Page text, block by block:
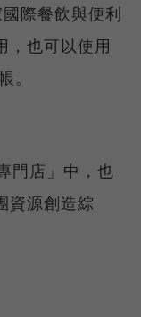
際餐飲與便利
，也可以使用
。
門店」中，也
資源創造綜